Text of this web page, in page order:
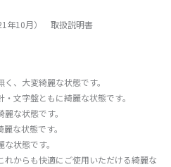
年10月） 取扱説明書
、大変綺麗な状態です。
文字盤ともに綺麗な状態です。
な状態です。
な状態です。
状態です。
れからも快適にご使用いただける綺麗な